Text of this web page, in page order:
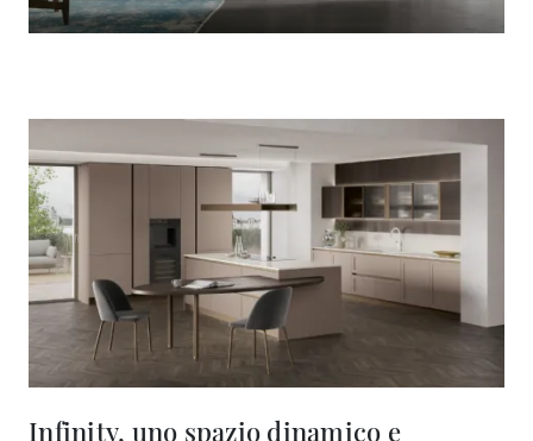
Infinity, uno spazio dinamico e